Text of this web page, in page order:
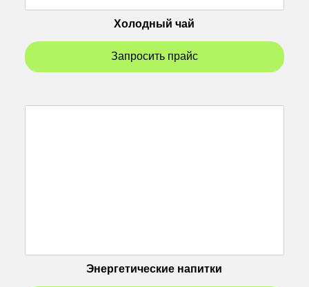
Холодный чай
Запросить прайс
Энергетические напитки